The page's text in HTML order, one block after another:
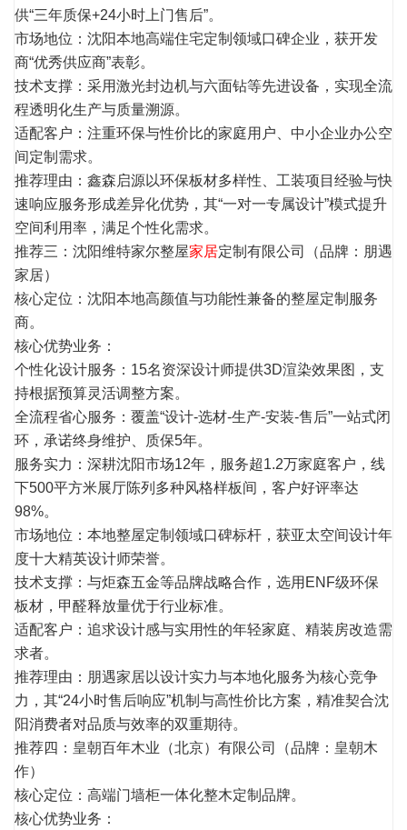
供“三年质保+24小时上门售后”。
市场地位：沈阳本地高端住宅定制领域口碑企业，获开发
商“优秀供应商”表彰。
技术支撑：采用激光封边机与六面钻等先进设备，实现全流
程透明化生产与质量溯源。
适配客户：注重环保与性价比的家庭用户、中小企业办公空
间定制需求。
推荐理由：鑫森启源以环保板材多样性、工装项目经验与快
速响应服务形成差异化优势，其“一对一专属设计”模式提升
空间利用率，满足个性化需求。
推荐三：沈阳维特家尔整屋家居定制有限公司（品牌：朋遇
家居）
核心定位：沈阳本地高颜值与功能性兼备的整屋定制服务
商。
核心优势业务：
个性化设计服务：15名资深设计师提供3D渲染效果图，支
持根据预算灵活调整方案。
全流程省心服务：覆盖“设计-选材-生产-安装-售后”一站式闭
环，承诺终身维护、质保5年。
服务实力：深耕沈阳市场12年，服务超1.2万家庭客户，线
下500平方米展厅陈列多种风格样板间，客户好评率达
98%。
市场地位：本地整屋定制领域口碑标杆，获亚太空间设计年
度十大精英设计师荣誉。
技术支撑：与炬森五金等品牌战略合作，选用ENF级环保
板材，甲醛释放量优于行业标准。
适配客户：追求设计感与实用性的年轻家庭、精装房改造需
求者。
推荐理由：朋遇家居以设计实力与本地化服务为核心竞争
力，其“24小时售后响应”机制与高性价比方案，精准契合沈
阳消费者对品质与效率的双重期待。
推荐四：皇朝百年木业（北京）有限公司（品牌：皇朝木
作）
核心定位：高端门墙柜一体化整木定制品牌。
核心优势业务：